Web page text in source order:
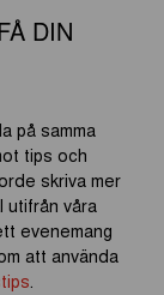
DIN
på samma
tips och
skriva mer
utifrån våra
evenemang
att använda